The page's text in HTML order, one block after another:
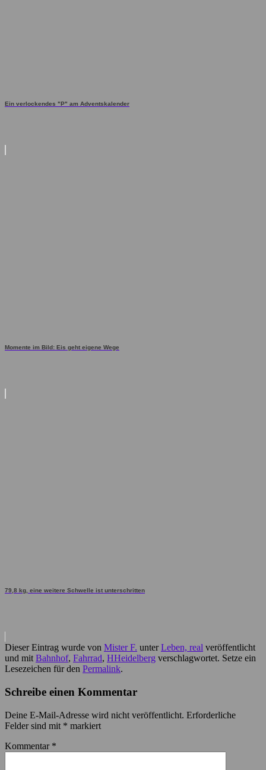
Ein verlockendes "P" am Adventskalender
Momente im Bild: Eis geht eigene Wege
79,8 kg, eine weitere Schwelle ist unterschritten
Dieser Eintrag wurde von Mister F. unterLeben, real veröffentlicht
und mit Bahnhof, Fahrrad, HHeidelberg verschlagwortet. Setze ein
Lesezeichen für den Permalink.
Schreibe einen Kommentar
Deine E-Mail-Adresse wird nicht veröffentlicht. Erforderliche
Felder sind mit * markiert
Kommentar *